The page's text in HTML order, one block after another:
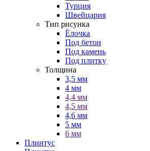
Турция
Швейцария
Тип рисунка
Ёлочка
Под бетон
Под камень
Под плитку
Толщина
3,5 мм
4 мм
4,4 мм
4,5 мм
4,6 мм
5 мм
6 мм
Плинтус